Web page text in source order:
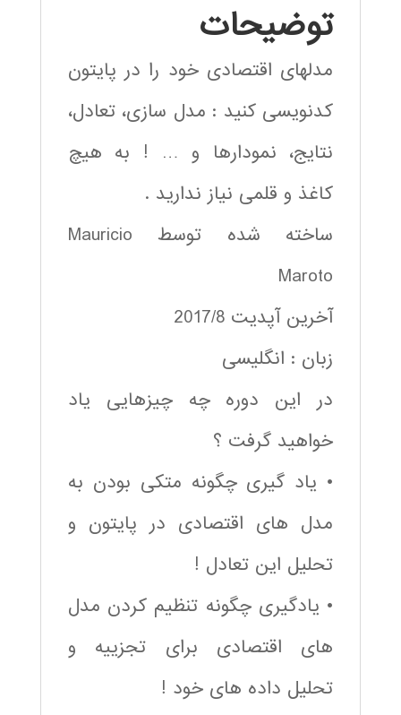
توضیحات
مدلهای اقتصادی خود را در پایتون
کدنویسی کنید : مدل سازی، تعادل،
نتایج، نمودارها و … ! به هیچ
کاغذ و قلمی نیاز ندارید .
ساخته شده توسط Mauricio
Maroto
آخرین آپدیت 2017/8
زبان : انگلیسی
در این دوره چه چیزهایی یاد
خواهید گرفت ؟
• یاد گیری چگونه متکی بودن به
مدل های اقتصادی در پایتون و
تحلیل این تعادل !
• یادگیری چگونه تنظیم کردن مدل
های اقتصادی برای تجزییه و
تحلیل داده های خود !